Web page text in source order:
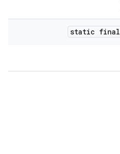
static final